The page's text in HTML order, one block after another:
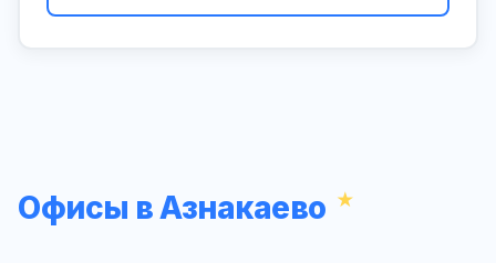
Офисы в Азнакаево